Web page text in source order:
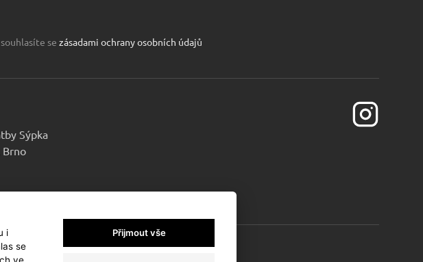
se zásadami ochrany osobních údajů
Sýpka
Brno
i
se
Přijmout vše